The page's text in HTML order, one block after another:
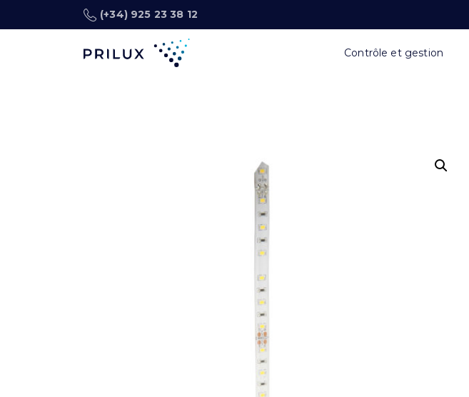
(+34) 925 23 38 12
Contrôle et gestion